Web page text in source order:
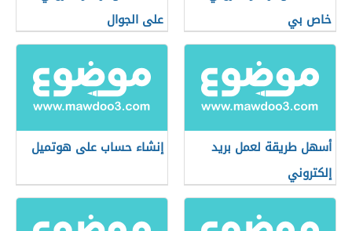
خاص بي
على الجوال
أسهل طريقة لعمل بريد
إلكتروني
إنشاء حساب على هوتميل